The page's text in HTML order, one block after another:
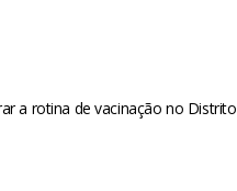
a rotina de vacinação no Distrito